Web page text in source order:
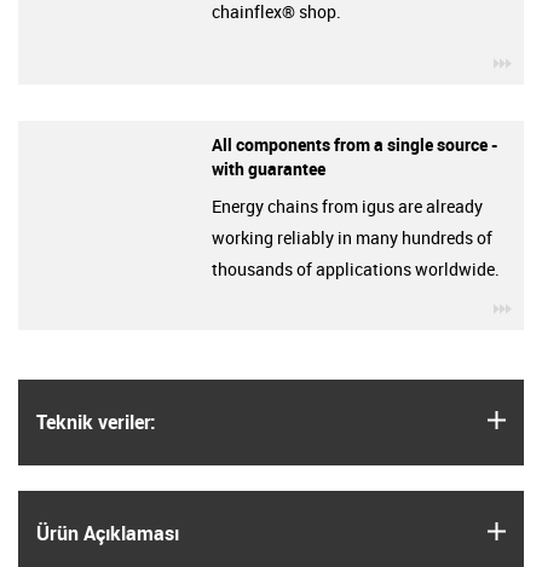
Teknik veriler:
Ürün Açıklaması
chainflex® shop.
All components from a single source -
with guarantee
Energy chains from igus are already
working reliably in many hundreds of
thousands of applications worldwide.